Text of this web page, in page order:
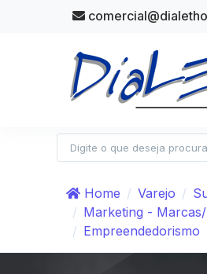
Home Varejo
Marketing -
Empreendedorismo